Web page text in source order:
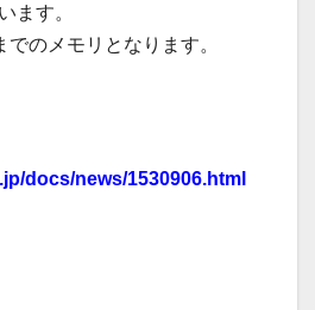
ます。
のメモリとなります。
docs/news/1530906.html